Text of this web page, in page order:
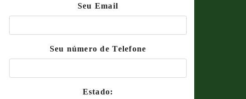
Seu Email
Seu número de Telefone
Estado: